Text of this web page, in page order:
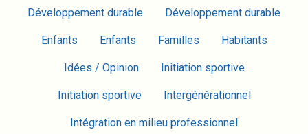
Développement durable Développement durable
Enfants Enfants Familles Habitants
Idées / Opinion Initiation sportive
Initiation sportive Intergénérationnel
Intégration en milieu professionnel